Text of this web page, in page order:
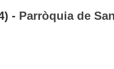
- Parròquia de